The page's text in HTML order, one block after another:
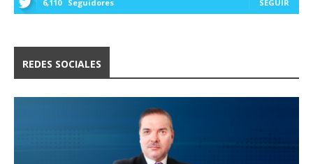
6,110 Seguidores SEGUIR
REDES SOCIALES